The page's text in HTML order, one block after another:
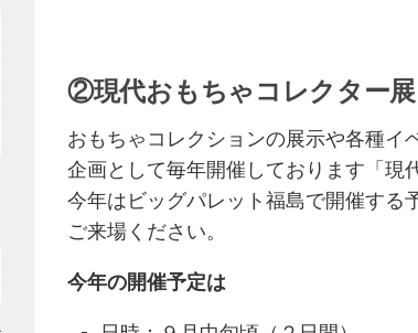
②現代おもちゃコレクター展
おもちゃコレクションの展示や各種イ
企画として毎年開催しております「現
今年はビッグパレット福島で開催する
ご来場ください。
今年の開催予定は